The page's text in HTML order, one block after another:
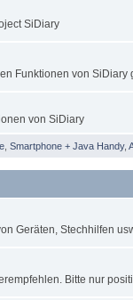
SiDiary
Funktionen von
von SiDiary
Smartphone + Java Handy,
Geräten, Stechhilfen
Bitte nur